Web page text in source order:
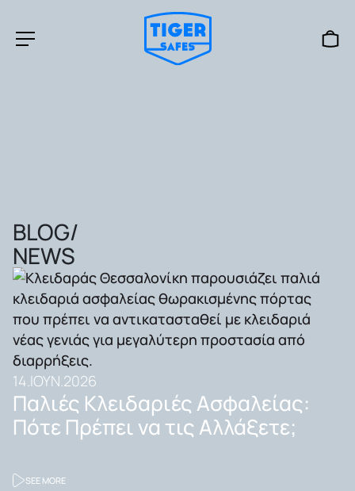
BLOG/
NEWS
14.ΙΟΎΝ.2026
Παλιές Κλειδαριές Ασφαλείας:
Πότε Πρέπει να τις Αλλάξετε;
SEE MORE